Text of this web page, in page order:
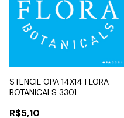
STENCIL OPA 14X14 FLORA
BOTANICALS 3301
R$5,10